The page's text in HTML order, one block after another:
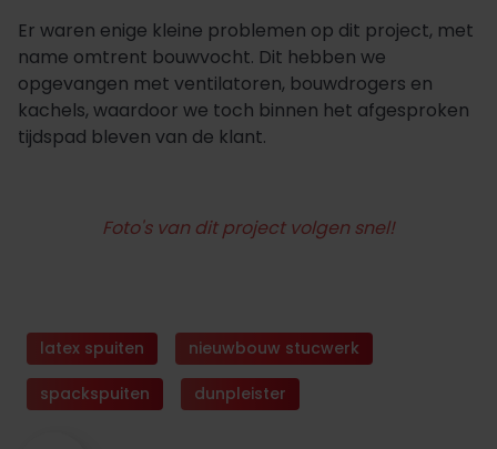
Er waren enige kleine problemen op dit project, met
name omtrent bouwvocht. Dit hebben we
opgevangen met ventilatoren, bouwdrogers en
kachels, waardoor we toch binnen het afgesproken
tijdspad bleven van de klant.
Foto's van dit project volgen snel!
latex spuiten nieuwbouw stucwerk
spackspuiten dunpleister